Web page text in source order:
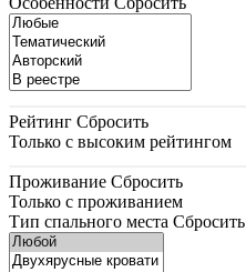
Рейтинг Сбросить
Только с высоким рейтингом
Проживание Сбросить
Только с проживанием
Тип спального места Сбросить